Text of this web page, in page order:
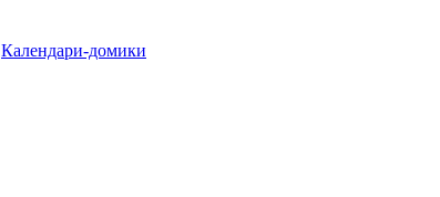
Календари-домики